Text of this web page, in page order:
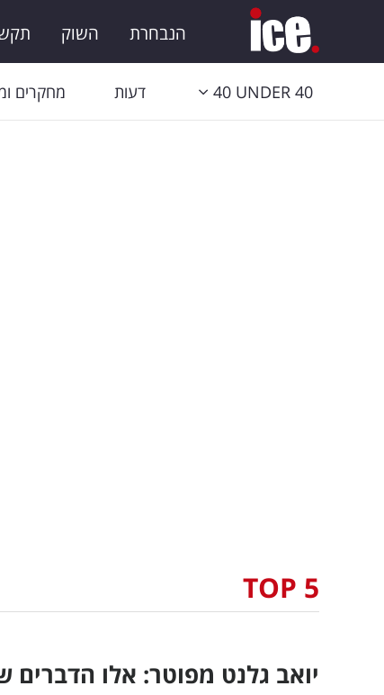
הנבחרת השוק
40 UNDER 40 דעות מחקרים
TOP 5
יואב גלנט מפוטר: אלו